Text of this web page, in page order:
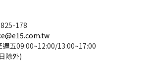
178
五09:00~12:00/13:00~17:00
外)